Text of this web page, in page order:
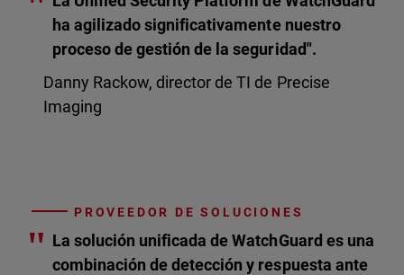
ha agilizado significativamente nuestro
proceso de gestión de la seguridad".
Danny Rackow, director de TI de Precise
Imaging
PROVEEDOR DE SOLUCIONES
" La solución unificada de WatchGuard es una
combinación de detección y respuesta ante